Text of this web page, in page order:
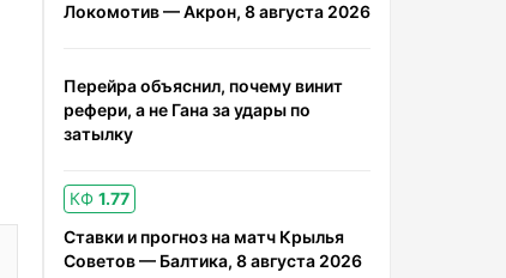
Локомотив — Акрон, 8 августа 2026
Перейра объяснил, почему винит
рефери, а не Гана за удары по
затылку
КФ 1.77
Ставки и прогноз на матч Крылья
Советов — Балтика, 8 августа 2026